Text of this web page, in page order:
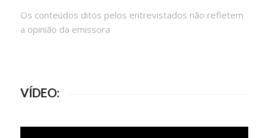
Os conteúdos ditos pelos entrevistados não refletem
a opinião da emissora
VÍDEO: